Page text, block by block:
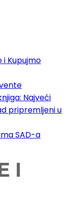
i Kupujmo
Najveći
pripremljeni u
SAD-a
I